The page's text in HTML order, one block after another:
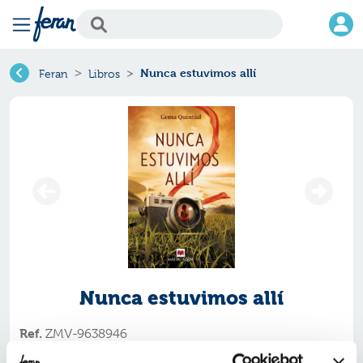
Feran Libros Nunca estuvimos allí
Nunca estuvimos allí
Ref. ZMV-9638946
ISBN: